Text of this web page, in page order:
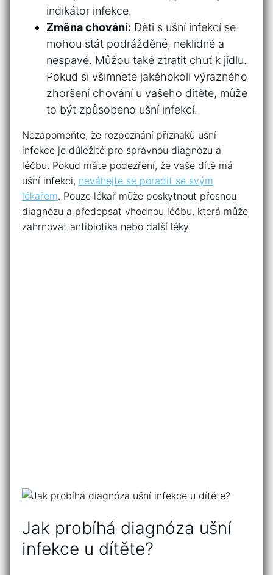
indikátor infekce.
Změna chování: Děti ‌s ušní infekcí se
mohou stát podrážděné, neklidné a
nespavé. Můžou ⁣také ztratit⁣ chuť k jídlu.
⁢Pokud si všimnete jakéhokoli výrazného
zhoršení chování u vašeho dítěte, může⁢
to být způsobeno ušní infekcí.
Nezapomeňte, že rozpoznání příznaků ušní
infekce je důležité pro správnou diagnózu a
léčbu. Pokud máte podezření, že vaše dítě má⁢
ušní infekci, neváhejte se poradit se svým
lékařem. Pouze lékař může poskytnout přesnou
diagnózu a předepsat‍ vhodnou léčbu, která může
zahrnovat antibiotika nebo další léky.
Jak probíhá diagnóza ušní
infekce u dítěte?